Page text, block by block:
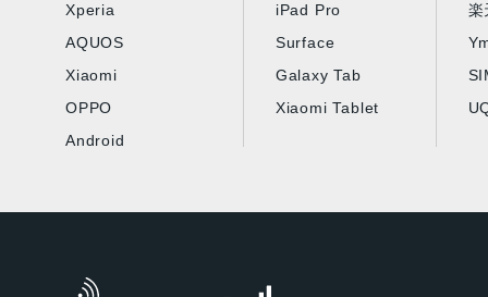
Xperia
AQUOS
Xiaomi
OPPO
Android
iPad Pro
Surface
Galaxy Tab
Xiaomi Tablet
楽